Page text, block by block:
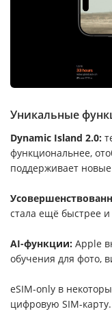
Уникальные
Dynamic Island 2.0:
функциональнее,
поддерживает
стала ещё быстрее
AI-функции: Apple
обучения для фото,
eSIM-only в
цифровую SIM-карту.